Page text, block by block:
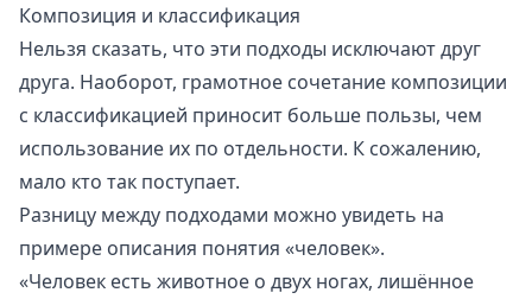
Композиция и классификация
Нельзя сказать, что эти подходы исключают друг
друга. Наоборот, грамотное сочетание композиции
с классификацией приносит больше пользы, чем
использование их по отдельности. К сожалению,
мало кто так поступает.
Разницу между подходами можно увидеть на
примере описания понятия «человек».
«Человек есть животное о двух ногах, лишённое